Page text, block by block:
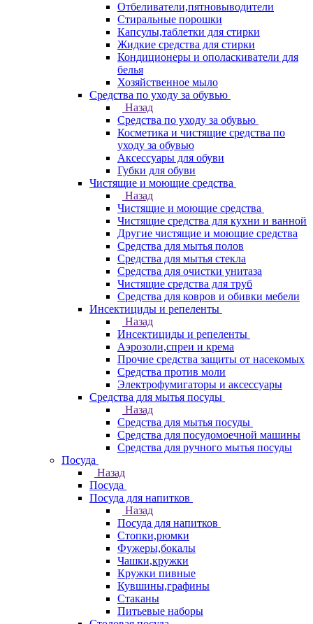
Отбеливатели,пятновыводители
Стиральные порошки
Капсулы,таблетки для стирки
Жидкие средства для стирки
Кондиционеры и ополаскиватели для
белья
Хозяйственное мыло
Средства по уходу за обувью
Назад
Средства по уходу за обувью
Косметика и чистящие средства по
уходу за обувью
Аксессуары для обуви
Губки для обуви
Чистящие и моющие средства
Назад
Чистящие и моющие средства
Чистящие средства для кухни и ванной
Другие чистящие и моющие средства
Средства для мытья полов
Средства для мытья стекла
Средства для очистки унитаза
Чистящие средства для труб
Средства для ковров и обивки мебели
Инсектициды и репеленты
Назад
Инсектициды и репеленты
Аэрозоли,спреи и крема
Прочие средства защиты от насекомых
Средства против моли
Электрофумигаторы и аксессуары
Средства для мытья посуды
Назад
Средства для мытья посуды
Средства для посудомоечной машины
Средства для ручного мытья посуды
Посуда
Назад
Посуда
Посуда для напитков
Назад
Посуда для напитков
Стопки,рюмки
Фужеры,бокалы
Чашки,кружки
Кружки пивные
Кувшины,графины
Стаканы
Питьевые наборы